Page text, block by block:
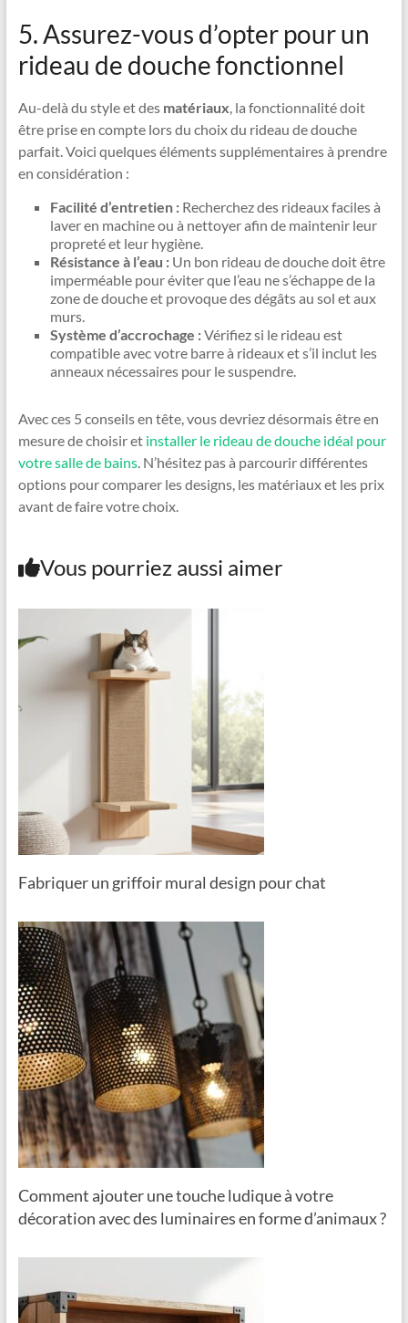
5. Assurez-vous d’opter pour un
rideau de douche fonctionnel
Au-delà du style et des matériaux, la fonctionnalité doit
être prise en compte lors du choix du rideau de douche
parfait. Voici quelques éléments supplémentaires à prendre
en considération :
Facilité d’entretien :Recherchez des rideaux faciles à
laver en machine ou à nettoyer afin de maintenir leur
propreté et leur hygiène.
Résistance à l’eau :Un bon rideau de douche doit être
imperméable pour éviter que l’eau ne s’échappe de la
zone de douche et provoque des dégâts au sol et aux
murs.
Système d’accrochage :Vérifiez si le rideau est
compatible avec votre barre à rideaux et s’il inclut les
anneaux nécessaires pour le suspendre.
Avec ces 5 conseils en tête, vous devriez désormais être en
mesure de choisir et installer le rideau de douche idéal pour
votre salle de bains. N’hésitez pas à parcourir différentes
options pour comparer les designs, les matériaux et les prix
avant de faire votre choix.
Vous pourriez aussi aimer
Fabriquer un griffoir mural design pour chat
Comment ajouter une touche ludique à votre
décoration avec des luminaires en forme d’animaux ?